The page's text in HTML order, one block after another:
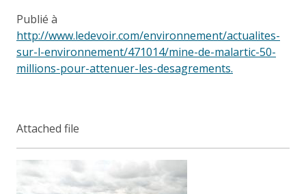
Publié à
http://www.ledevoir.com/environnement/actualites-
sur-l-environnement/471014/mine-de-malartic-50-
millions-pour-attenuer-les-desagrements.
Attached file